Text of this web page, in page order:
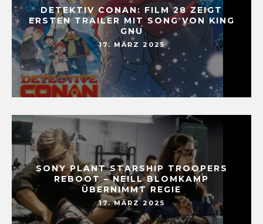
DETEKTIV CONAN: FILM 28 ZEIGT
ERSTEN TRAILER MIT SONG VON KING
GNU
17. MÄRZ 2025
SONY PLANT STARSHIP TROOPERS
REBOOT – NEILL BLOMKAMP
ÜBERNIMMT REGIE
17. MÄRZ 2025